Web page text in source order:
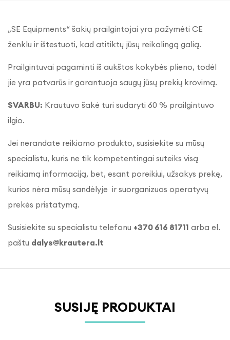
„SE Equipments“ šakių prailgintojai yra pažymėti CE
ženklu ir ištestuoti, kad atitiktų jūsų reikalingą galią.
Prailgintuvai pagaminti iš aukštos kokybės plieno, todėl
jie yra patvarūs ir garantuoja saugų jūsų prekių krovimą.
SVARBU: Krautuvo šakė turi sudaryti 60 % prailgintuvo
ilgio.
Jei nerandate reikiamo produkto, susisiekite su mūsų
specialistu, kuris ne tik kompetentingai suteiks visą
reikiamą informaciją, bet, esant poreikiui, užsakys prekę,
kurios nėra mūsų sandėlyje ir suorganizuos operatyvų
prekės pristatymą.
Susisiekite su specialistu telefonu +370 616 81711 arba el.
paštu dalys@krautera.lt
SUSIJĘ PRODUKTAI